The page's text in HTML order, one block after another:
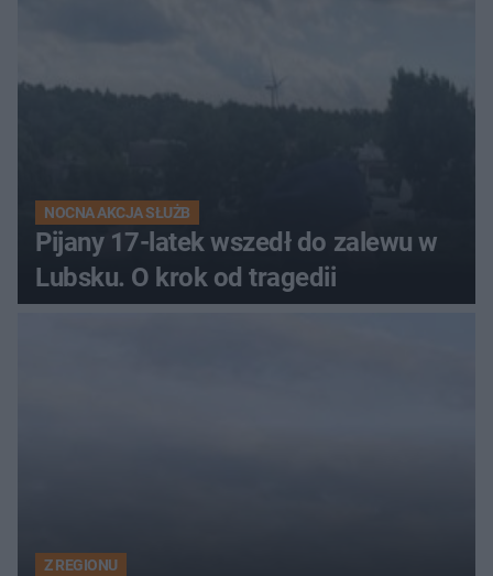
NOCNA AKCJA SŁUŻB
Pijany 17-latek wszedł do zalewu w
Lubsku. O krok od tragedii
Z REGIONU